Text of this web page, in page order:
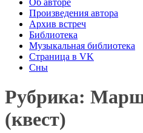
Об авторе
Произведения автора
Архив встреч
Библиотека
Музыкальная библиотека
Страница в VK
Сны
Рубрика:
(квест)